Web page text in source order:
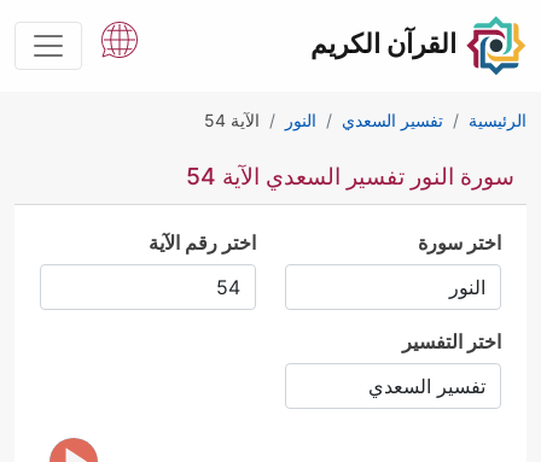
القرآن الكريم
الرئيسية تفسير السعدي النور الآية 54
سورة النور تفسير السعدي الآية 54
اختر سورة اختر رقم الآية
اختر التفسير